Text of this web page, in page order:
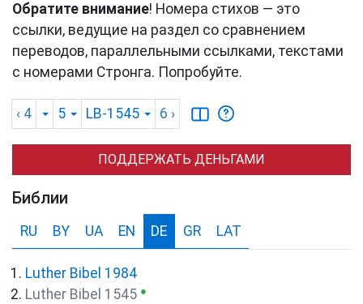
Обратите внимание! Номера стихов — это
ссылки, ведущие на раздел со сравнением
переводов, параллельными ссылками, текстами
с номерами Стронга. Попробуйте.
‹ 4 5 LB-1545 6 ›
ПОДДЕРЖАТЬ ДЕНЬГАМИ
Библии
RU BY UA EN DE GR LAT
Luther Bibel 1984
Luther Bibel 1545 ●